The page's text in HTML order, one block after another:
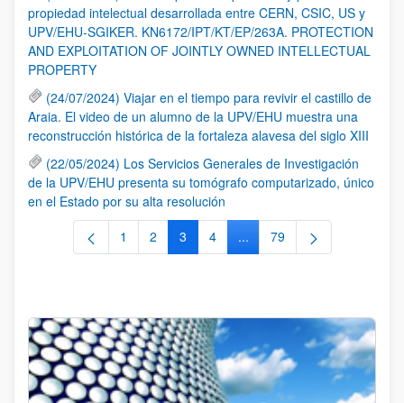
propiedad intelectual desarrollada entre CERN, CSIC, US y
UPV/EHU-SGIKER. KN6172/IPT/KT/EP/263A. PROTECTION
AND EXPLOITATION OF JOINTLY OWNED INTELLECTUAL
PROPERTY
(24/07/2024) Viajar en el tiempo para revivir el castillo de
Araia. El video de un alumno de la UPV/EHU muestra una
reconstrucción histórica de la fortaleza alavesa del siglo XIII
(22/05/2024) Los Servicios Generales de Investigación
de la UPV/EHU presenta su tomógrafo computarizado, único
en el Estado por su alta resolución
Página
1 Página
2 Página
3 Página
4 ...Páginas intermedias Use
Página
79